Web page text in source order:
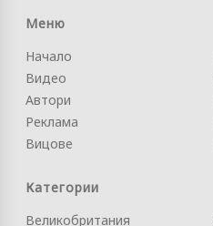
Меню
Начало
Видео
Автори
Реклама
Вицове
Категории
Великобритания